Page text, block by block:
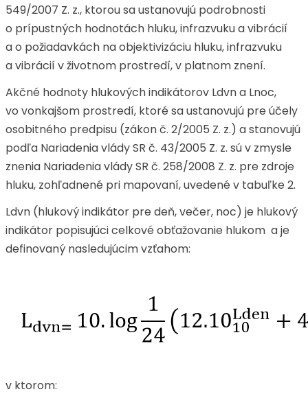
549/2007 Z. z., ktorou sa ustanovujú podrobnosti
o prípustných hodnotách hluku, infrazvuku a vibrácií
a o požiadavkách na objektivizáciu hluku, infrazvuku
a vibrácií v životnom prostredí, v platnom znení.
Akčné hodnoty hlukových indikátorov Ldvn a Lnoc,
vo vonkajšom prostredí, ktoré sa ustanovujú pre účely
osobitného predpisu (zákon č. 2/2005 Z. z.) a stanovujú
podľa Nariadenia vlády SR č. 43/2005 Z. z. sú v zmysle
znenia Nariadenia vlády SR č. 258/2008 Z. z. pre zdroje
hluku, zohľadnené pri mapovaní, uvedené v tabuľke 2.
Ldvn (hlukový indikátor pre deň, večer, noc) je hlukový
indikátor popisujúci celkové obťažovanie hlukom a je
definovaný nasledujúcim vzťahom:
v ktorom: